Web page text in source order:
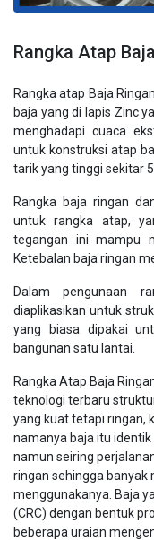
Rangka Atap
Rangka atap Baja
baja yang di lapis Zinc
menghadapi cuaca
untuk konstruksi atap
tarik yang tinggi sekitar
Rangka baja ringan
untuk rangka atap,
tegangan ini mampu
Ketebalan baja ringan
Dalam pengunaan
diaplikasikan untuk
yang biasa dipakai
bangunan satu lantai.
Rangka Atap Baja
teknologi terbaru
yang kuat tetapi ringan,
namanya baja itu
namun seiring
ringan sehingga
menggunakanya. Baja
(CRC) dengan bentuk
beberapa uraian